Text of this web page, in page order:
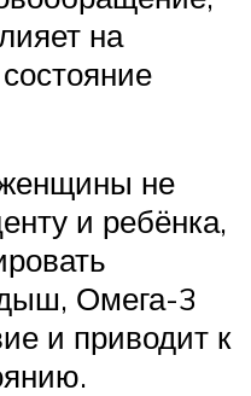
на
не
и ребёнка,
Омега-3
и приводит к